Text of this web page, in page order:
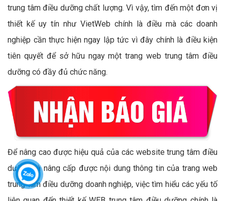
trung tâm điều dưỡng chất lượng. Vì vậy, tìm đến một đơn vị
thiết kế uy tín như VietWeb chính là điều mà các doanh
nghiệp cần thực hiện ngay lập tức vì đây chính là điều kiện
tiên quyết để sở hữu ngay một trang web trung tâm điều
dưỡng có đầy đủ chức năng.
Để nâng cao được hiệu quả của các website trung tâm điều
dưỡng và nâng cấp được nội dung thông tin của trang web
trung tâm điều dưỡng doanh nghiệp, việc tìm hiểu các yếu tố